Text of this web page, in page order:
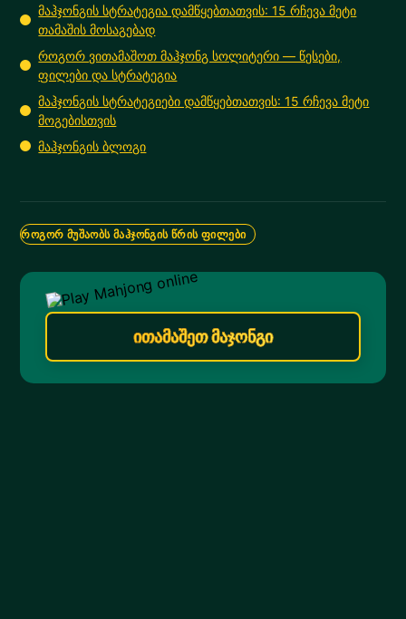
მაჰჯონგის სტრატეგია დამწყებთათვის: 15 რჩევა მეტი
თამაშის მოსაგებად
როგორ ვითამაშოთ მაჰჯონგ სოლიტერი — წესები,
ფილები და სტრატეგია
მაჰჯონგის სტრატეგიები დამწყებთათვის: 15 რჩევა მეტი
მოგებისთვის
მაჰჯონგის ბლოგი
ᲠᲝᲒᲝᲠ ᲛᲣᲨᲐᲝᲑᲡ ᲛᲐᲰᲯᲝᲜᲒᲘᲡ ᲬᲠᲘᲡ ᲤᲘᲚᲔᲑᲘ
ითამაშეთ მაჯონგი